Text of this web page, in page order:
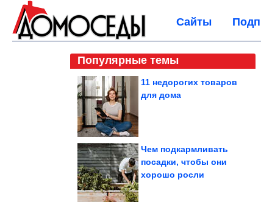
Сайты
Популярные темы
11 недорогих товаров
для дома
Чем подкармливать
посадки, чтобы они
хорошо росли